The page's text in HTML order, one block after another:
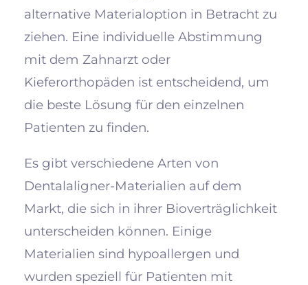
alternative Materialoption in Betracht zu
ziehen. Eine individuelle Abstimmung
mit dem Zahnarzt oder
Kieferorthopäden ist entscheidend, um
die beste Lösung für den einzelnen
Patienten zu finden.
Es gibt verschiedene Arten von
Dentalaligner-Materialien auf dem
Markt, die sich in ihrer Bioverträglichkeit
unterscheiden können. Einige
Materialien sind hypoallergen und
wurden speziell für Patienten mit